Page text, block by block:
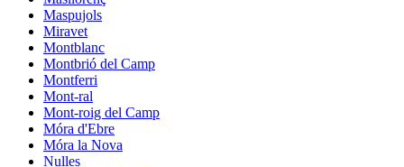
Maspujols
Miravet
Montblanc
Montbrió del Camp
Montferri
Mont-ral
Mont-roig del Camp
Móra d'Ebre
Móra la Nova
Nulles